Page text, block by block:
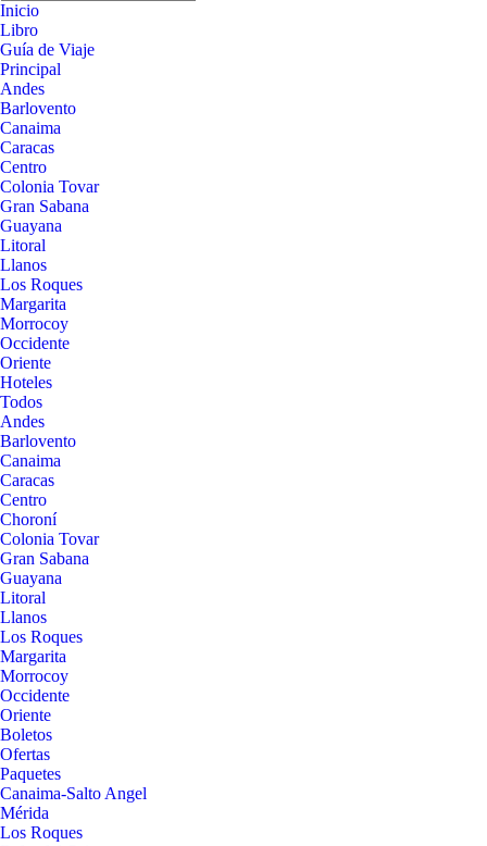
Inicio
Libro
Guía de Viaje
Principal
Andes
Barlovento
Canaima
Caracas
Centro
Colonia Tovar
Gran Sabana
Guayana
Litoral
Llanos
Los Roques
Margarita
Morrocoy
Occidente
Oriente
Hoteles
Todos
Andes
Barlovento
Canaima
Caracas
Centro
Choroní
Colonia Tovar
Gran Sabana
Guayana
Litoral
Llanos
Los Roques
Margarita
Morrocoy
Occidente
Oriente
Boletos
Ofertas
Paquetes
Canaima-Salto Angel
Mérida
Los Roques